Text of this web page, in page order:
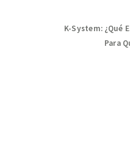
Next
K-System: ¿Qué
Para